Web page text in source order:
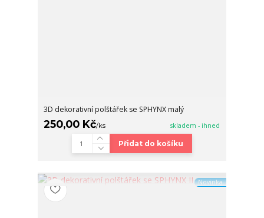
3D dekorativní polštářek se SPHYNX malý
250,00 Kč/ks skladem - ihned
Přidat do košíku
Novinka